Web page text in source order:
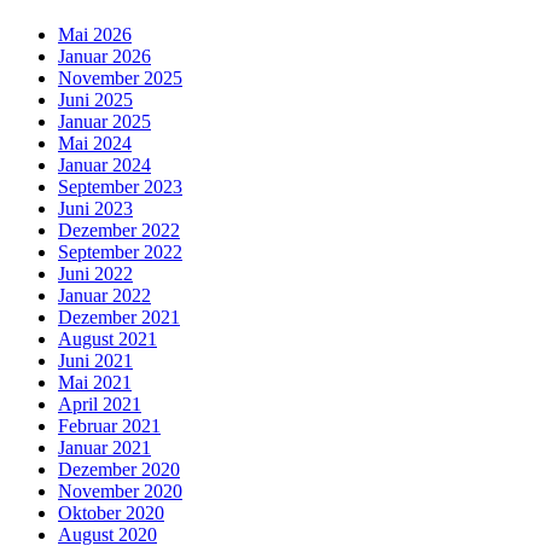
Mai 2026
Januar 2026
November 2025
Juni 2025
Januar 2025
Mai 2024
Januar 2024
September 2023
Juni 2023
Dezember 2022
September 2022
Juni 2022
Januar 2022
Dezember 2021
August 2021
Juni 2021
Mai 2021
April 2021
Februar 2021
Januar 2021
Dezember 2020
November 2020
Oktober 2020
August 2020